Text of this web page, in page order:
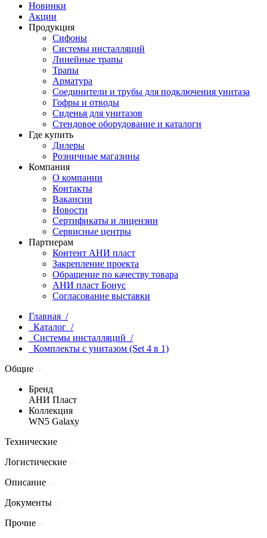
Новинки
Акции
Продукция
Сифоны
Системы инсталляций
Линейные трапы
Трапы
Арматура
Соединители и трубы для подключения унитаза
Гофры и отводы
Сиденья для унитазов
Стендовое оборудование и каталоги
Где купить
Дилеры
Розничные магазины
Компания
О компании
Контакты
Вакансии
Новости
Сертификаты и лицензии
Сервисные центры
Партнерам
Контент АНИ пласт
Закрепление проекта
Обращение по качеству товара
АНИ пласт Бонус
Согласование выставки
Главная /
Каталог /
Системы инсталляций /
Комплекты с унитазом (Set 4 в 1)
Общие
Бренд
АНИ Пласт
Коллекция
WN5 Galaxy
Технические
Логистические
Описание
Документы
Прочие